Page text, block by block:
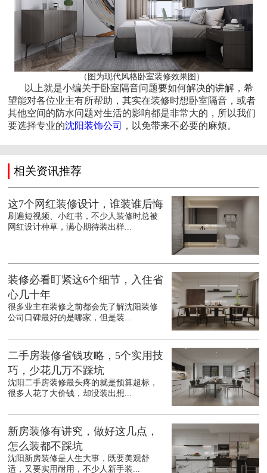
（图为现代风格卧室装修效果图）
以上就是小编关于卧室隔音问题要如何解决的讲解，希
望能对各位业主有所帮助，其实在装修时想卧室隔音，或者
其他空间的防水问题对生活的影响都是非常大的，所以我们
要选择专业的沈阳装饰公司 ，以免带来不必要的麻烦。
相关资讯推荐
这7个网红装修设计，谁装谁后悔
刷遍短视频、小红书，不少人装修时总被
网红设计种草，满心期待装出样...
装修必看盯紧这6个细节，入住省
心几十年
很多业主在装修之前都会先了解沈阳装修
公司口碑最好的是哪家，但是装...
二手房装修省钱攻略，5个实用技
巧，少花几万不踩坑
沈阳二手房装修最头疼的就是预算超标，
很多人花了大价钱，却没装出想...
新房装修有讲究，做好这几点，
怎么装都不踩坑
沈阳新房装修是人生大事，既要美观舒
适，又要实用耐用，不少人新手装...